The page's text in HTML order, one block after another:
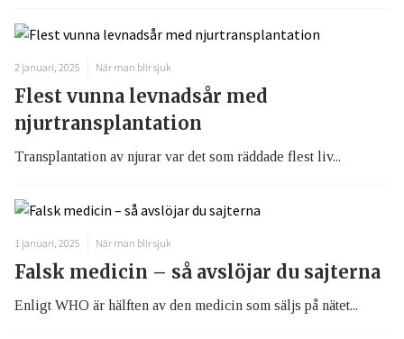
2 januari, 2025 När man blir sjuk
Flest vunna levnadsår med
njurtransplantation
Transplantation av njurar var det som räddade flest liv...
1 januari, 2025 När man blir sjuk
Falsk medicin – så avslöjar du sajterna
Enligt WHO är hälften av den medicin som säljs på nätet...